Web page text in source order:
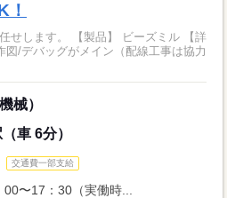
！
】 ビーズミル 【詳
/デバッグがメイン（配線工事は協力
械）
車 6分）
交通費一部支給
〜17：30（実働時...